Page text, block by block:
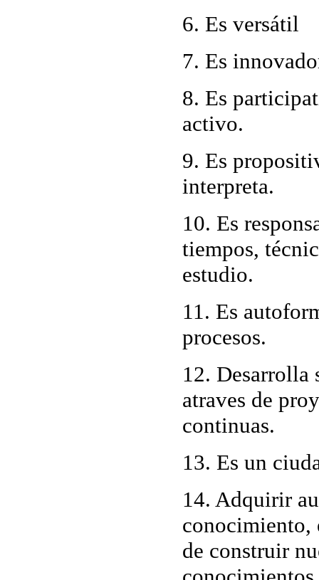
6. Es versátil
7. Es
8. Es
activo.
9. Es
interpreta.
10. Es
tiempos,
estudio.
11. Es
procesos.
12. Desarrolla
atraves de
continuas.
13. Es un
14. Adquirir
conocimiento,
de construir